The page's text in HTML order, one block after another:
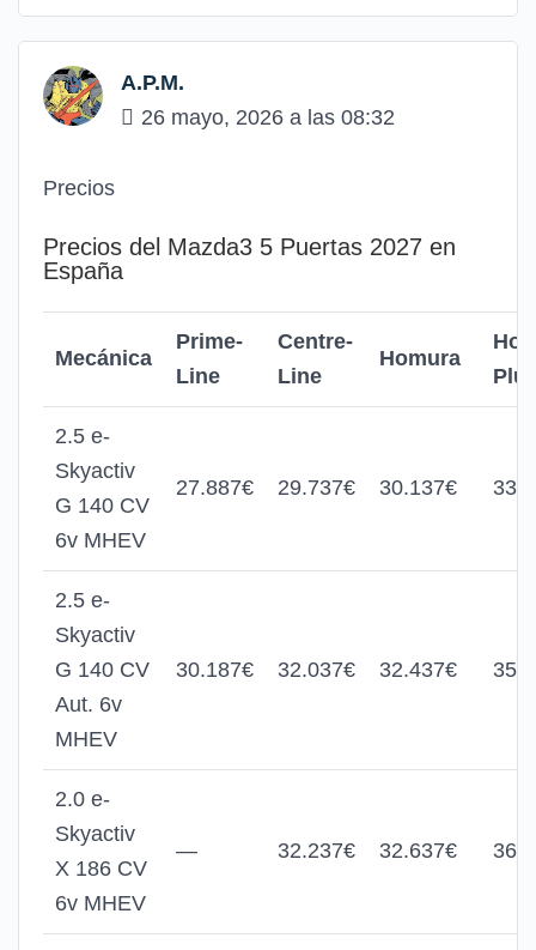
A.P.M.
26 mayo, 2026 a las 08:32
Precios
Precios del Mazda3 5 Puertas 2027 en
España
Mecánica
Prime-
Line
Centre-
Line
Homura
2.5 e-
Skyactiv
G 140 CV
6v MHEV
27.887€ 29.737€ 30.137€
2.5 e-
Skyactiv
G 140 CV
Aut. 6v
MHEV
30.187€ 32.037€ 32.437€
2.0 e-
Skyactiv
X 186 CV
6v MHEV
— 32.237€ 32.637€